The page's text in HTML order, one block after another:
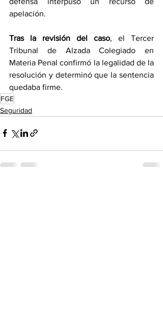
apelación.
Tras la revisión del caso, el Tercer
Tribunal de Alzada Colegiado en
Materia Penal confirmó la legalidad de la
resolución y determinó que la sentencia
quedaba firme.
FGE
Seguridad